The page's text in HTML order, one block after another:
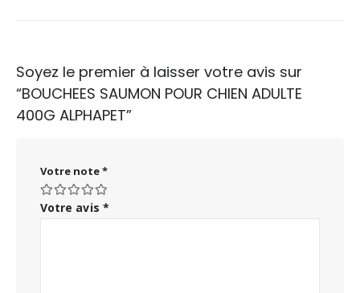
Soyez le premier à laisser votre avis sur
“BOUCHEES SAUMON POUR CHIEN ADULTE
400G ALPHAPET”
Votre note*
Votre avis *